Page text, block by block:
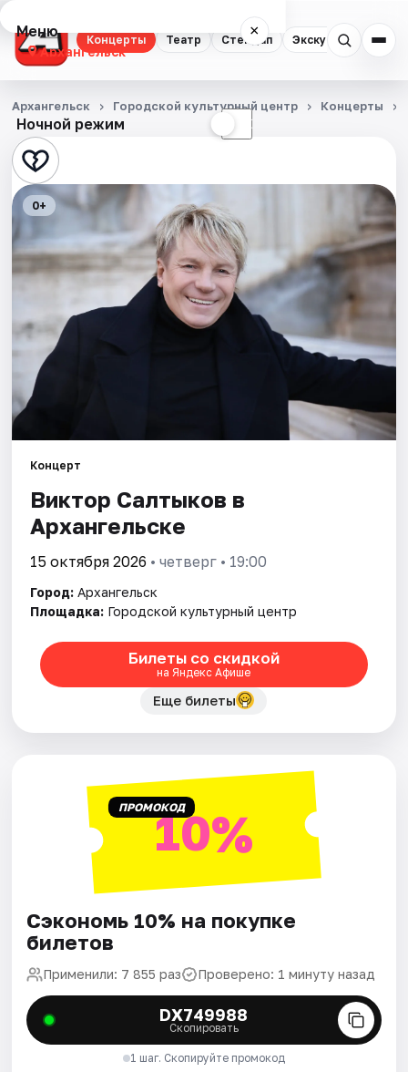
Концерты Театр Стендап Экскурсии
Меню ×
Архангельск
Концерты
Театр
Стендап
Экскурсии
Спорт
События
Города
Площадки
Рейтинги
Ночной режим ☾
Архангельск Городской культурный центр Концерты
0+
Концерт
Виктор Салтыков в
Архангельске
15 октября 2026 • четверг • 19:00
Город: Архангельск
Площадка: Городской культурный центр
Билеты со скидкой
на Яндекс Афише
Еще билеты
ПРОМОКОД10%
Сэкономь 10% на покупке
билетов
Применили: 7 855 раз Проверено: 1 минуту назад
DX749988
Скопировать
1 шаг. Скопируйте промокод